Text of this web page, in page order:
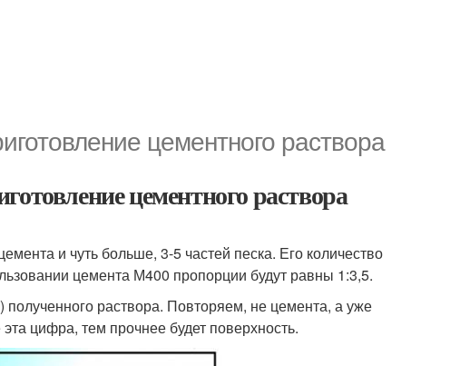
цементного раствора
цементного раствора
и чуть больше, 3-5 частей песка. Его количество
цемента М400 пропорции будут равны 1:3,5.
полученного раствора. Повторяем, не цемента, а уже
цифра, тем прочнее будет поверхность.